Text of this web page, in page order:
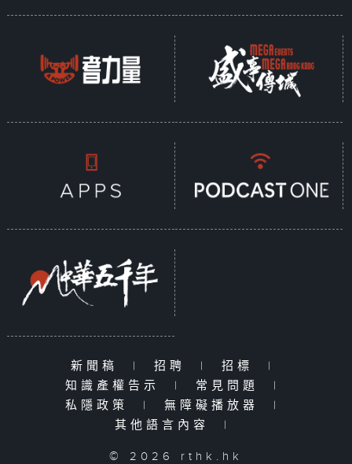
新聞稿 | 招聘 | 招標
|
知識產權告示
| 常見問題
|
私隱政策
| 無障礙播放器
|
其他語言內容
|
© 2026 rthk.hk